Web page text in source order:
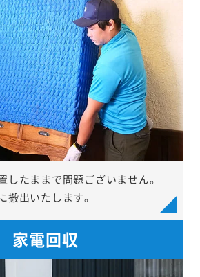
したままで問題ございません。
搬出いたします。
家電回収